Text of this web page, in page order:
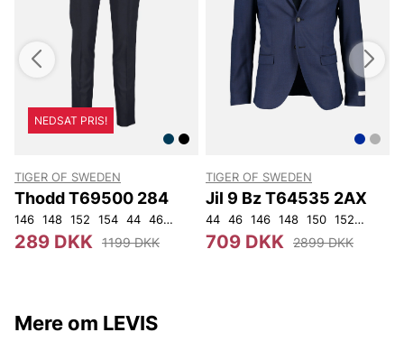
NEDSAT PRIS!
TIGER OF SWEDEN
Thodd T69500 284
146 148 152 154 44 46 48 50 52 54 56 92 104
289 DKK 1199 DKK
TIGER OF SWEDEN
Jil 9 Bz T64535 2AX
44 46 146 148 150 152 92
709 DKK 2899 DKK
Mere om LEVIS